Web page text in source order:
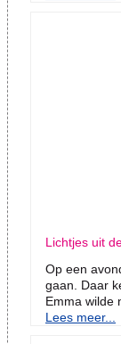
Lichtjes uit
Op een
gaan. Daar
Emma wilde
Lees meer...